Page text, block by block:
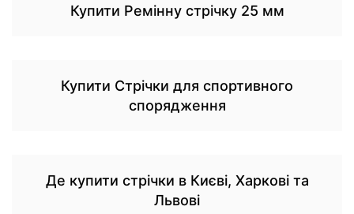
Купити Ремінну стрічку 25 мм
Купити Стрічки для спортивного
спорядження
Де купити стрічки в Києві, Харкові та
Львові